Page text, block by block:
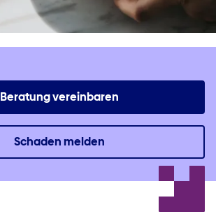
Beratung vereinbaren
Schaden melden